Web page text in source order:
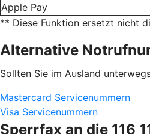
Apple Pay
** Diese Funktion ersetzt nicht
Alternative
Sollten Sie im Ausland
Mastercard Servicenummern
Visa Servicenummern
Sperrfax an die 116